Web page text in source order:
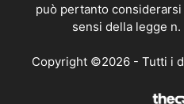
può pertanto
sensi della legge n.
Copyright ©2026 - Tutti i